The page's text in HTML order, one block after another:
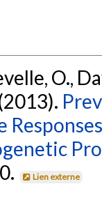
O.,
Lien externe